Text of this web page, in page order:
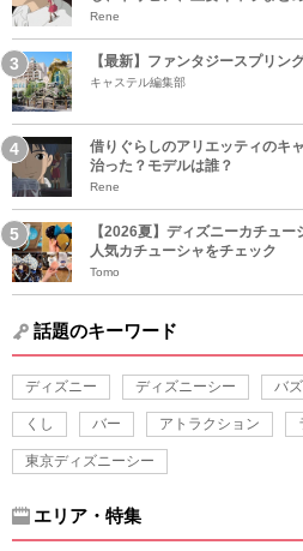
Rene
【最新】ファンタジースプリン
キャステル編集部
借りぐらしのアリエッティのキ
治った？モデルは誰？
Rene
【2026夏】ディズニーカチュ
人気カチューシャをチェック
Tomo
話題のキーワード
ディズニー ディズニーシー バズ
くし バー アトラクション
東京ディズニーシー
エリア・特集